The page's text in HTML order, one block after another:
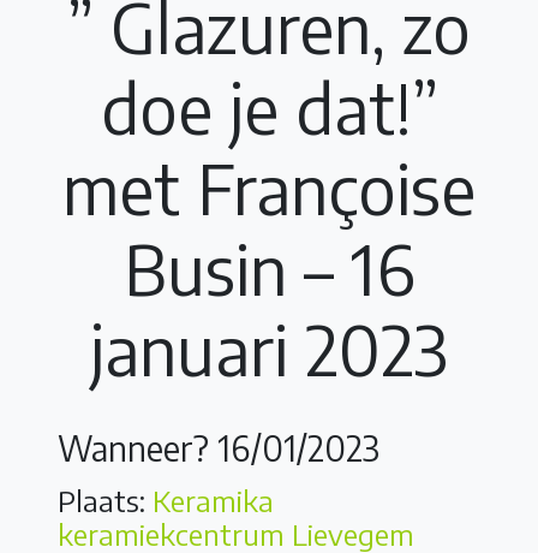
” Glazuren, zo
doe je dat!”
met Françoise
Busin – 16
januari 2023
Wanneer? 16/01/2023
Plaats: Keramika
keramiekcentrum Lievegem